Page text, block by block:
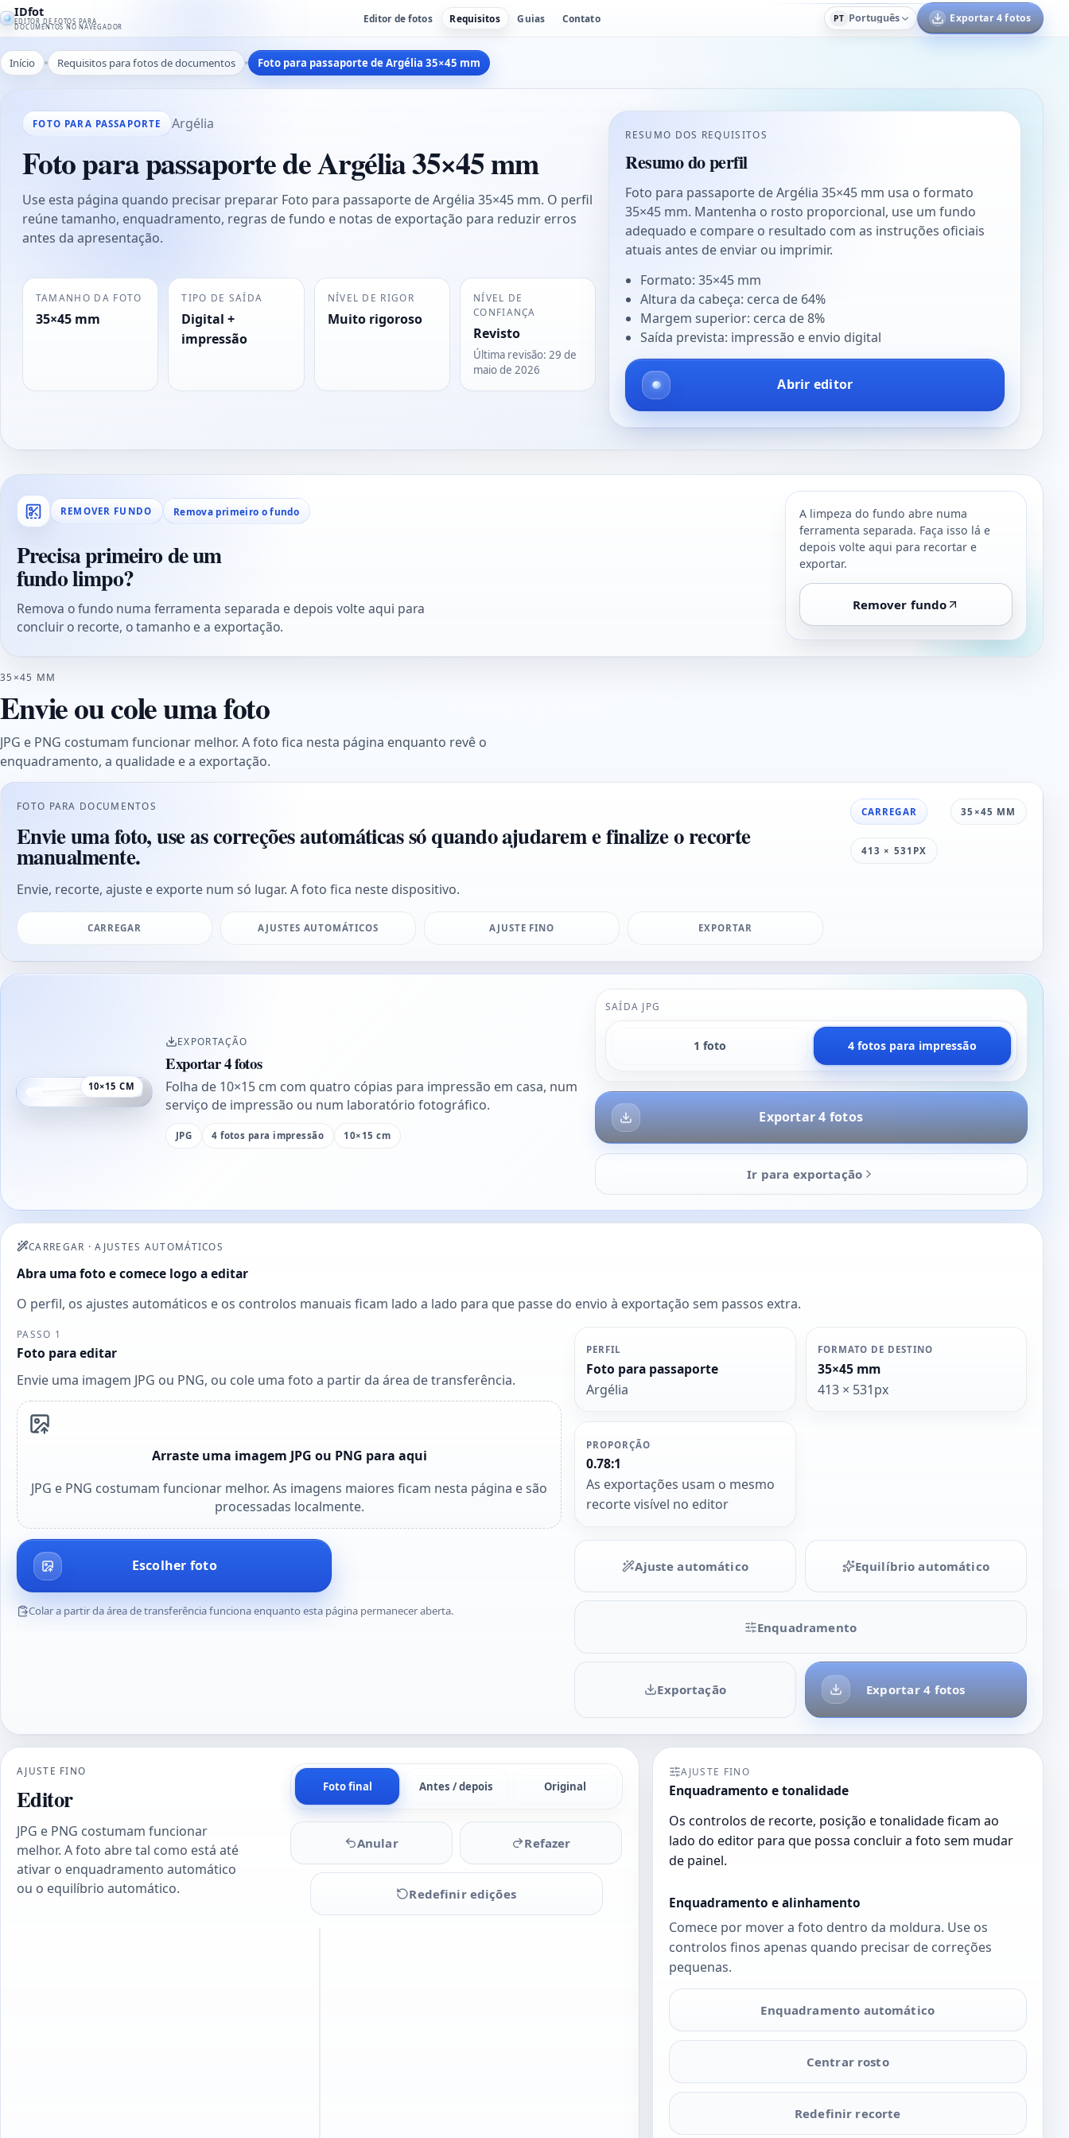
IDfot
EDITOR DE FOTOS PARA
DOCUMENTOS NO NAVEGADOR
Editor de fotos Requisitos Guias Contato PT Português Exportar 4 fotos
Início Requisitos para fotos de documentos Foto para passaporte de Argélia 35×45 mm
FOTO PARA PASSAPORTE Argélia
Foto para passaporte de Argélia 35×45 mm
Use esta página quando precisar preparar Foto para passaporte de Argélia 35×45 mm. O perfil
reúne tamanho, enquadramento, regras de fundo e notas de exportação para reduzir erros
antes da apresentação.
TAMANHO DA FOTO
35×45 mm
TIPO DE SAÍDA
Digital +
impressão
NÍVEL DE RIGOR
Muito rigoroso
NÍVEL DE
CONFIANÇA
Revisto
Última revisão:29 de
maio de 2026
RESUMO DOS REQUISITOS
Resumo do perfil
Foto para passaporte de Argélia 35×45 mm usa o formato
35×45 mm. Mantenha o rosto proporcional, use um fundo
adequado e compare o resultado com as instruções oficiais
atuais antes de enviar ou imprimir.
Formato: 35×45 mm
Altura da cabeça: cerca de 64%
Margem superior: cerca de 8%
Saída prevista: impressão e envio digital
Abrir editor
REMOVER FUNDO Remova primeiro o fundo
Precisa primeiro de um
fundo limpo?
Remova o fundo numa ferramenta separada e depois volte aqui para
concluir o recorte, o tamanho e a exportação.
A limpeza do fundo abre numa
ferramenta separada. Faça isso lá e
depois volte aqui para recortar e
exportar.
Remover fundo
35×45 MM
Envie ou cole uma foto
JPG e PNG costumam funcionar melhor. A foto fica nesta página enquanto revê o
enquadramento, a qualidade e a exportação.
FOTO PARA DOCUMENTOS
Envie uma foto, use as correções automáticas só quando ajudarem e finalize o recorte
manualmente.
Envie, recorte, ajuste e exporte num só lugar. A foto fica neste dispositivo.
CARREGAR 35×45 MM
413 × 531PX
CARREGAR AJUSTES AUTOMÁTICOS AJUSTE FINO EXPORTAR
10×15 CM
EXPORTAÇÃO
Exportar 4 fotos
Folha de 10×15 cm com quatro cópias para impressão em casa, num
serviço de impressão ou num laboratório fotográfico.
JPG 4 fotos para impressão 10×15 cm
SAÍDA JPG
1 foto 4 fotos para impressão
Exportar 4 fotos
Ir para exportação
CARREGAR ·AJUSTES AUTOMÁTICOS
Abra uma foto e comece logo a editar
O perfil, os ajustes automáticos e os controlos manuais ficam lado a lado para que passe do envio à exportação sem passos extra.
PASSO 1
Foto para editar
Envie uma imagem JPG ou PNG, ou cole uma foto a partir da área de transferência.
Arraste uma imagem JPG ou PNG para aqui
JPG e PNG costumam funcionar melhor. As imagens maiores ficam nesta página e são
processadas localmente.
Escolher foto
Colar a partir da área de transferência funciona enquanto esta página permanecer aberta.
PERFIL
Foto para passaporte
Argélia
FORMATO DE DESTINO
35×45 mm
413 × 531px
PROPORÇÃO
0.78:1
As exportações usam o mesmo
recorte visível no editor
Ajuste automático Equilíbrio automático
Enquadramento
Exportar 4 fotos
Exportação
AJUSTE FINO
Editor
JPG e PNG costumam funcionar
melhor. A foto abre tal como está até
ativar o enquadramento automático
ou o equilíbrio automático.
Foto final Antes / depois Original
Anular Refazer
Redefinir edições
AJUSTE FINO
Enquadramento e tonalidade
Os controlos de recorte, posição e tonalidade ficam ao
lado do editor para que possa concluir a foto sem mudar
de painel.
Enquadramento e alinhamento
Comece por mover a foto dentro da moldura. Use os
controlos finos apenas quando precisar de correções
pequenas.
Enquadramento automático
Centrar rosto
Redefinir recorte